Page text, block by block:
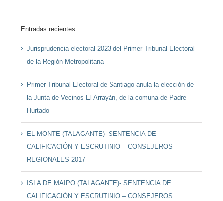
Entradas recientes
Jurisprudencia electoral 2023 del Primer Tribunal Electoral
de la Región Metropolitana
Primer Tribunal Electoral de Santiago anula la elección de
la Junta de Vecinos El Arrayán, de la comuna de Padre
Hurtado
EL MONTE (TALAGANTE)- SENTENCIA DE
CALIFICACIÓN Y ESCRUTINIO – CONSEJEROS
REGIONALES 2017
ISLA DE MAIPO (TALAGANTE)- SENTENCIA DE
CALIFICACIÓN Y ESCRUTINIO – CONSEJEROS